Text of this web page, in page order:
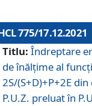
775/17.12.2021
Titlu: Îndreptare
de înălţime al
2S/(S+D)+P+2E
P.U.Z. preluat în